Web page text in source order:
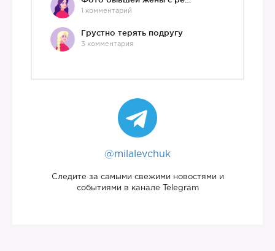
1 комментарий
Грустно терять подругу
3 комментария
@milalevchuk
Следите за самыми свежими новостями и
событиями в канале Telegram